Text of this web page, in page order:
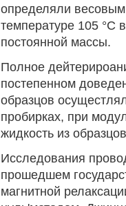
определяли
температуре 105 °С
постоянной массы.
Полное
постепенном
образцов
пробирках, при
жидкость из
Исследования
прошедшем
магнитной